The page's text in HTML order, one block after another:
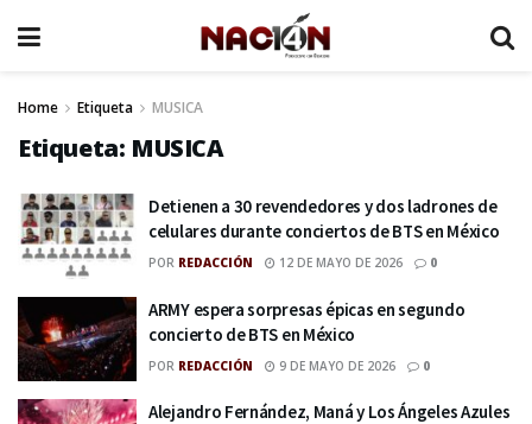
Home Etiqueta MUSICA
Etiqueta: MUSICA
Detienen a 30 revendedores y dos ladrones de
celulares durante conciertos de BTS en México
POR REDACCIÓN 12 DE MAYO DE 2026 0
ARMY espera sorpresas épicas en segundo
concierto de BTS en México
POR REDACCIÓN 9 DE MAYO DE 2026 0
Alejandro Fernández, Maná y Los Ángeles Azules